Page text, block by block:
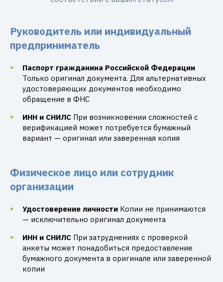
Руководитель или индивидуальный
предприниматель
Паспорт гражданина Российской Федерации
Только оригинал документа. Для альтернативных
удостоверяющих документов необходимо
обращение в ФНС
ИНН и СНИЛС При возникновении сложностей с
верификацией может потребуется бумажный
вариант — оригинал или заверенная копия
Физическое лицо или сотрудник
организации
Удостоверение личности Копии не принимаются
— исключительно оригинал документа
ИНН и СНИЛС При затруднениях с проверкой
анкеты может понадобиться предоставление
бумажного документа в оригинале или заверенной
копии